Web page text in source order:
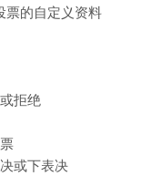
票的自定义资料
拒绝
或下表决